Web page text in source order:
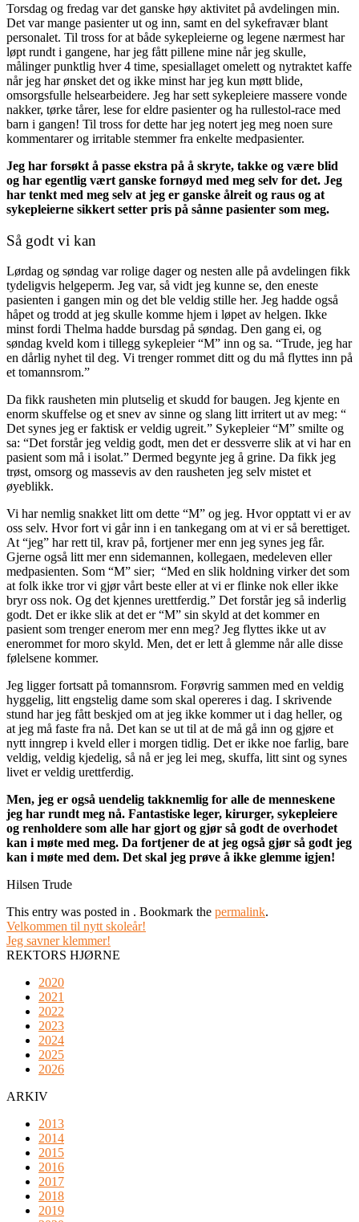
Torsdag og fredag var det ganske høy aktivitet på avdelingen min.
Det var mange pasienter ut og inn, samt en del sykefravær blant
personalet. Til tross for at både sykepleierne og legene nærmest har
løpt rundt i gangene, har jeg fått pillene mine når jeg skulle,
målinger punktlig hver 4 time, spesiallaget omelett og nytraktet kaffe
når jeg har ønsket det og ikke minst har jeg kun møtt blide,
omsorgsfulle helsearbeidere. Jeg har sett sykepleiere massere vonde
nakker, tørke tårer, lese for eldre pasienter og ha rullestol-race med
barn i gangen! Til tross for dette har jeg notert jeg meg noen sure
kommentarer og irritable stemmer fra enkelte medpasienter.
Jeg har forsøkt å passe ekstra på å skryte, takke og være blid
og har egentlig vært ganske fornøyd med meg selv for det. Jeg
har tenkt med meg selv at jeg er ganske ålreit og raus og at
sykepleierne sikkert setter pris på sånne pasienter som meg.
Så godt vi kan
Lørdag og søndag var rolige dager og nesten alle på avdelingen fikk
tydeligvis helgeperm. Jeg var, så vidt jeg kunne se, den eneste
pasienten i gangen min og det ble veldig stille her. Jeg hadde også
håpet og trodd at jeg skulle komme hjem i løpet av helgen. Ikke
minst fordi Thelma hadde bursdag på søndag. Den gang ei, og
søndag kveld kom i tillegg sykepleier “M” inn og sa. “Trude, jeg har
en dårlig nyhet til deg. Vi trenger rommet ditt og du må flyttes inn på
et tomannsrom.”
Da fikk rausheten min plutselig et skudd for baugen. Jeg kjente en
enorm skuffelse og et snev av sinne og slang litt irritert ut av meg: “
Det synes jeg er faktisk er veldig ugreit.” Sykepleier “M” smilte og
sa: “Det forstår jeg veldig godt, men det er dessverre slik at vi har en
pasient som må i isolat.” Dermed begynte jeg å grine. Da fikk jeg
trøst, omsorg og massevis av den rausheten jeg selv mistet et
øyeblikk.
Vi har nemlig snakket litt om dette “M” og jeg. Hvor opptatt vi er av
oss selv. Hvor fort vi går inn i en tankegang om at vi er så berettiget.
At “jeg” har rett til, krav på, fortjener mer enn jeg synes jeg får.
Gjerne også litt mer enn sidemannen, kollegaen, medeleven eller
medpasienten. Som “M” sier; “Med en slik holdning virker det som
at folk ikke tror vi gjør vårt beste eller at vi er flinke nok eller ikke
bryr oss nok. Og det kjennes urettferdig.” Det forstår jeg så inderlig
godt. Det er ikke slik at det er “M” sin skyld at det kommer en
pasient som trenger enerom mer enn meg? Jeg flyttes ikke ut av
enerommet for moro skyld. Men, det er lett å glemme når alle disse
følelsene kommer.
Jeg ligger fortsatt på tomannsrom. Forøvrig sammen med en veldig
hyggelig, litt engstelig dame som skal opereres i dag. I skrivende
stund har jeg fått beskjed om at jeg ikke kommer ut i dag heller, og
at jeg må faste fra nå. Det kan se ut til at de må gå inn og gjøre et
nytt inngrep i kveld eller i morgen tidlig. Det er ikke noe farlig, bare
veldig, veldig kjedelig, så nå er jeg lei meg, skuffa, litt sint og synes
livet er veldig urettferdig.
Men, jeg er også uendelig takknemlig for alle de menneskene
jeg har rundt meg nå. Fantastiske leger, kirurger, sykepleiere
og renholdere som alle har gjort og gjør så godt de overhodet
kan i møte med meg. Da fortjener de at jeg også gjør så godt jeg
kan i møte med dem. Det skal jeg prøve å ikke glemme igjen!
Hilsen Trude
This entry was posted in . Bookmark the permalink.
Velkommen til nytt skoleår!
Jeg savner klemmer!
REKTORS HJØRNE
2020
2021
2022
2023
2024
2025
2026
ARKIV
2013
2014
2015
2016
2017
2018
2019